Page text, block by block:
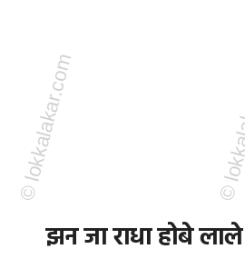
झन जा राधा होबे